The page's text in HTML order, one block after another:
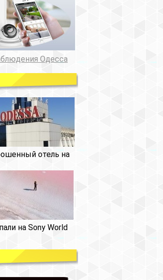
Одесса
отель на
на Sony World